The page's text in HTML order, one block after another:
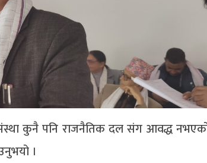
कुनै पनि राजनैतिक दल संग आवद्ध नभएको
।